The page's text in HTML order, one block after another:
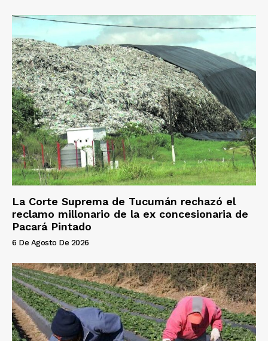
La Corte Suprema de Tucumán rechazó el
reclamo millonario de la ex concesionaria de
Pacará Pintado
6 De Agosto De 2026